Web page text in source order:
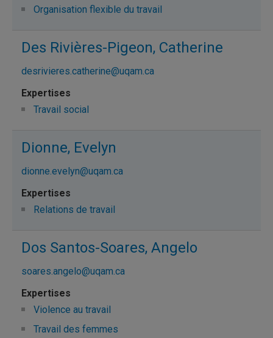
Organisation flexible du travail
Des Rivières-Pigeon, Catherine
desrivieres.catherine@uqam.ca
Travail social
Dionne, Evelyn
dionne.evelyn@uqam.ca
Relations de travail
Dos Santos-Soares, Angelo
soares.angelo@uqam.ca
Violence au travail
Travail des femmes